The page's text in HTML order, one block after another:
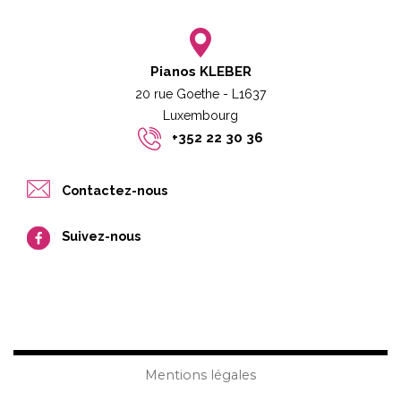
Pianos KLEBER
20 rue Goethe - L1637
Luxembourg​​
+352 22 30 36
Contactez-nous
Suivez-nous
Mentions légales